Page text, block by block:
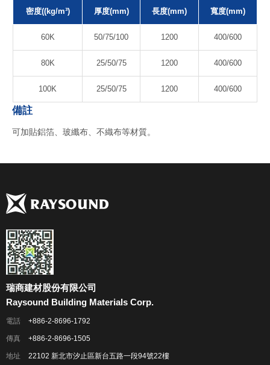
密度((kg/m³) 厚度(mm) 長度(mm) 寬度(mm)
60K 50/75/100 1200 400/600
80K 25/50/75 1200 400/600
100K 25/50/75 1200 400/600
備註
可加貼鋁箔、玻纖布、不織布等材質。
瑞商建材股份有限公司
Raysound Building Materials Corp.
電話 +886-2-8696-1792
傳真 +886-2-8696-1505
地址 22102 新北市汐止區新台五路一段94號22樓